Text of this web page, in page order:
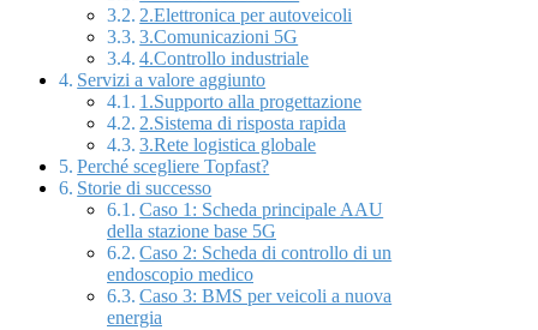
2.Elettronica per autoveicoli
3.Comunicazioni 5G
4.Controllo industriale
Servizi a valore aggiunto
1.Supporto alla progettazione
2.Sistema di risposta rapida
3.Rete logistica globale
Perché scegliere Topfast?
Storie di successo
Caso 1: Scheda principale AAU
della stazione base 5G
Caso 2: Scheda di controllo di un
endoscopio medico
Caso 3: BMS per veicoli a nuova
energia